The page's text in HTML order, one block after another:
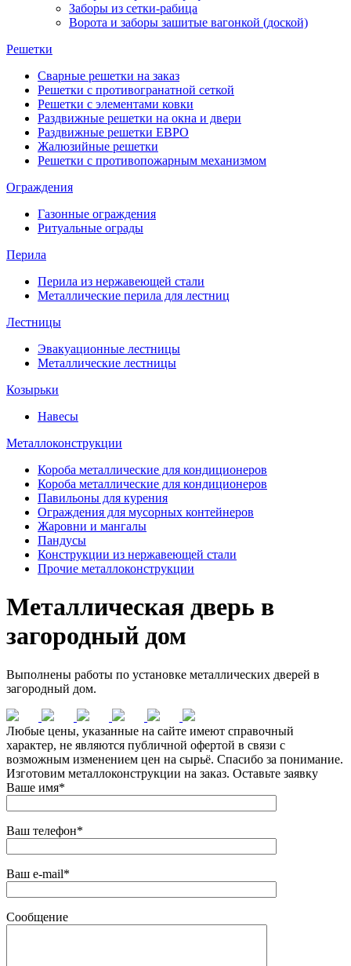
Заборы из сетки-рабица
Ворота и заборы зашитые вагонкой (доской)
Решетки
Сварные решетки на заказ
Решетки с противогранатной сеткой
Решетки с элементами ковки
Раздвижные решетки на окна и двери
Раздвижные решетки ЕВРО
Жалюзийные решетки
Решетки с противопожарным механизмом
Ограждения
Газонные ограждения
Ритуальные ограды
Перила
Перила из нержавеющей стали
Металлические перила для лестниц
Лестницы
Эвакуационные лестницы
Металлические лестницы
Козырьки
Навесы
Металлоконструкции
Короба металлические для кондиционеров
Короба металлические для кондиционеров
Павильоны для курения
Ограждения для мусорных контейнеров
Жаровни и мангалы
Пандусы
Конструкции из нержавеющей стали
Прочие металлоконструкции
Металлическая дверь в
загородный дом
Выполнены работы по установке металлических дверей в
загородный дом.
Любые цены, указанные на сайте имеют справочный
характер, не являются публичной офертой в связи с
возможным изменением цен на сырьё. Спасибо за понимание.
Изготовим металлоконструкции на заказ. Оставьте заявку
Ваше имя*
Ваш телефон*
Ваш e-mail*
Сообщение